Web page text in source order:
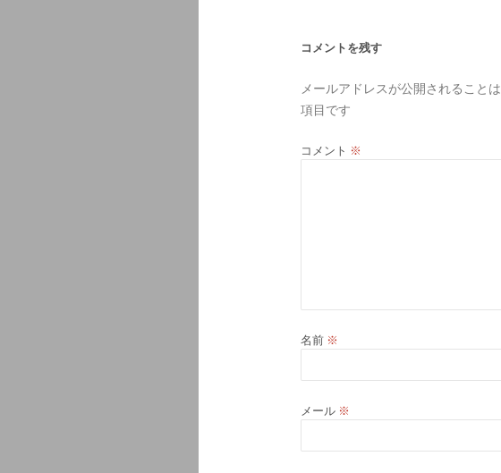
シ
ン
コメントを残す
メールアドレスが公開されることは
項目です
コメント ※
名前 ※
メール ※